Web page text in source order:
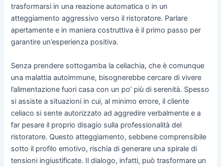
trasformarsi in una reazione automatica o in un
atteggiamento aggressivo verso il ristoratore. Parlare
apertamente e in maniera costruttiva è il primo passo per
garantire un’esperienza positiva.
Senza prendere sottogamba la celiachia, che è comunque
una malattia autoimmune, bisognerebbe cercare di vivere
l’alimentazione fuori casa con un po’ più di serenità. Spesso
si assiste a situazioni in cui, al minimo errore, il cliente
celiaco si sente autorizzato ad aggredire verbalmente e a
far pesare il proprio disagio sulla professionalità del
ristoratore. Questo atteggiamento, sebbene comprensibile
sotto il profilo emotivo, rischia di generare una spirale di
tensioni ingiustificate. Il dialogo, infatti, può trasformare un